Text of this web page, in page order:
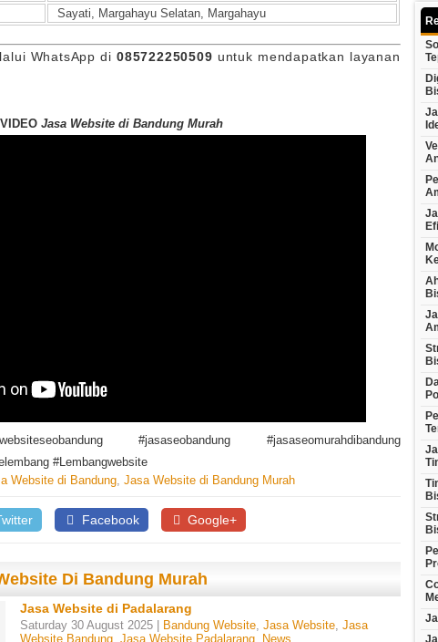
Sayati, Margahayu Selatan, Margahayu
WhatsApp di085722250509 untuk mendapatkan layanan
VIDEOJasa Website di Bandung Murah
#jasaseobandung #jasaseomurahdibandung
#Lembangwebsite
Website di Bandung Jasa Website di Bandung Murah
Facebook Google+
Di Bandung Murah
Jasa Website di Padalarang
Saturday 30 August 2025 | Bandung Website, Jasa Website, Jasa
Website Bandung, Jasa Website Padalarang, News